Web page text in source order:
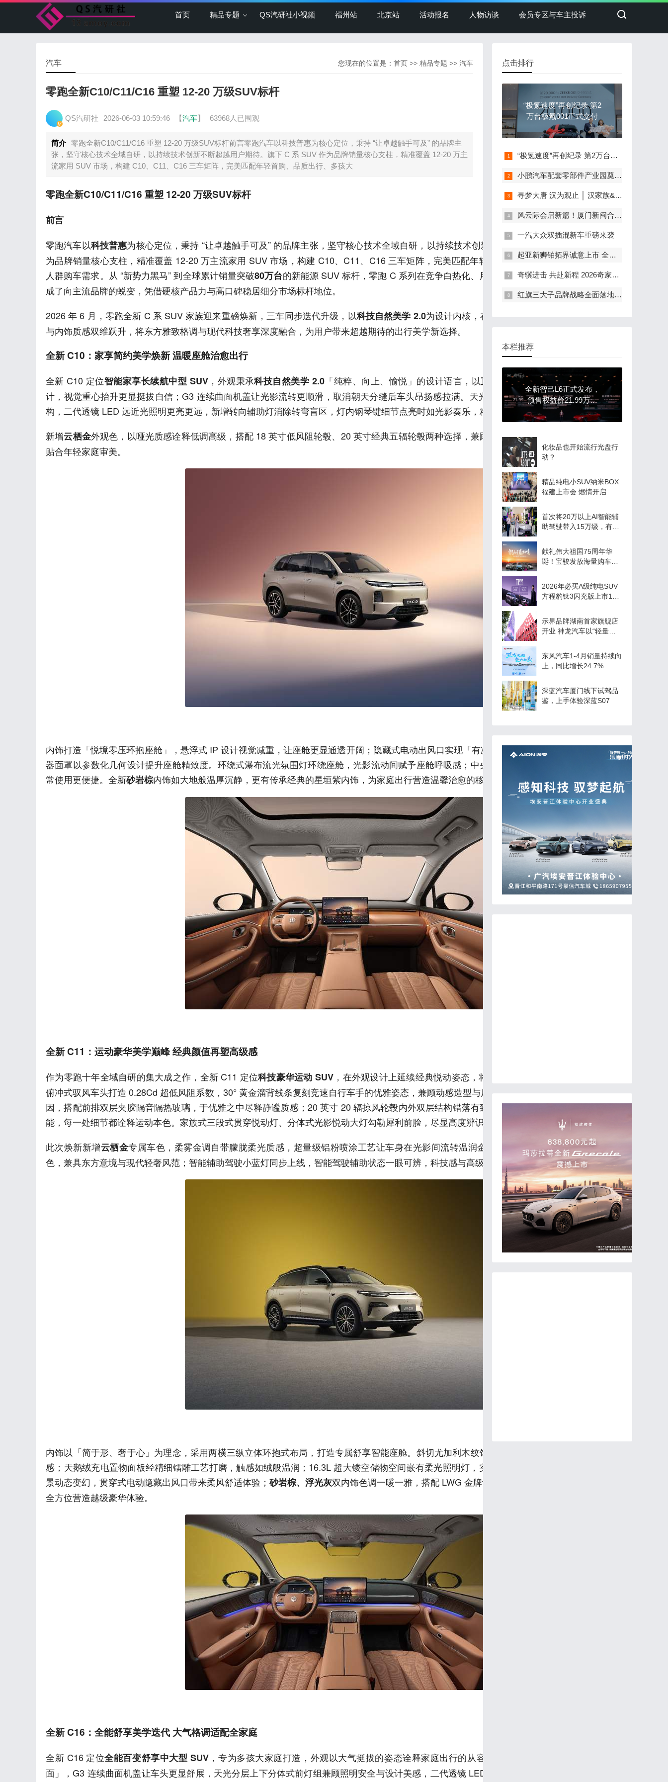
首页 精品专题 QS汽研社小视频 福州站 北京站 活动报名 人物访谈 会员专区与车主投诉
您现在的位置是： 首页 >> 精品专题 >> 汽车
汽车
零跑全新C10/C11/C16 重塑 12-20 万级SUV标杆
QS汽研社 2026-06-03 10:59:46 【汽车】 63968人已围观
简介 零跑全新C10/C11/C16 重塑 12-20 万级SUV标杆前言零跑汽车以科技普惠为核心定位，秉持 “让卓越触手可及” 的品牌主
张，坚守核心技术全域自研，以持续技术创新不断超越用户期待。旗下 C 系 SUV 作为品牌销量核心支柱，精准覆盖 12-20 万主
流家用 SUV 市场，构建 C10、C11、C16 三车矩阵，完美匹配年轻首购、品质出行、多孩大
零跑全新C10/C11/C16 重塑 12-20 万级SUV标杆
前言
零跑汽车以科技普惠为核心定位，秉持 “让卓越触手可及” 的品牌主张，坚守核心技术全域自研，以持续技术创新不断超越用户期待。旗下 C 系 SUV 作
为品牌销量核心支柱，精准覆盖 12-20 万主流家用 SUV 市场，构建 C10、C11、C16 三车矩阵，完美匹配年轻首购、品质出行、多孩大家庭三大核心
人群购车需求。从 “新势力黑马” 到全球累计销量突破80万台的新能源 SUV 标杆，零跑 C 系列在竞争白热化、用户严苛挑剔的 12-20 万级主流市场，完
成了向主流品牌的蜕变，凭借硬核产品力与高口碑稳居细分市场标杆地位。
2026 年 6 月，零跑全新 C 系 SUV 家族迎来重磅焕新，三车同步迭代升级，以科技自然美学 2.0为设计内核，在造型、座舱等维度全面进阶，外观颜值
与内饰质感双维跃升，将东方雅致格调与现代科技奢享深度融合，为用户带来超越期待的出行美学新选择。
全新 C10：家享简约美学焕新 温暖座舱治愈出行
全新 C10 定位智能家享长续航中型 SUV，外观秉承科技自然美学 2.0「纯粹、向上、愉悦」的设计语言，以直瀑立势前脸打破传统 SUV 的扁平化设
计，视觉重心抬升更显挺拔自信；G3 连续曲面机盖让光影流转更顺滑，取消朝天分缝后车头昂扬感拉满。天光分层上下分体式前灯组升级立体三段结
构，二代透镜 LED 远近光照明更亮更远，新增转向辅助灯消除转弯盲区，灯内钢琴键细节点亮时如光影奏乐，精致感拉满。
新增云栖金外观色，以哑光质感诠释低调高级，搭配 18 英寸低风阻轮毂、20 英寸经典五辐轮毂两种选择，兼顾续航与颜值，曦露紫、苔原灰等配色更
贴合年轻家庭审美。
内饰打造「悦境零压环抱座舱」，悬浮式 IP 设计视觉减重，让座舱更显通透开阔；隐藏式电动出风口实现「有凉感无凉风」的舒适体验，星环韵律扬声
器面罩以参数化几何设计提升座舱精致度。环绕式瀑布流光氛围灯环绕座舱，光影流动间赋予座舱呼吸感；中央通道配备快充面板，搭配后移杯托，日
常使用更便捷。全新砂岩棕内饰如大地般温厚沉静，更有传承经典的星垣紫内饰，为家庭出行营造温馨治愈的移动起居室。
全新 C11：运动豪华美学巅峰 经典颜值再塑高级感
作为零跑十年全域自研的集大成之作，全新 C11 定位科技豪华运动 SUV，在外观设计上延续经典悦动姿态，将空气动力学与运动奢华感揉合至极致。
俯冲式驭风车头打造 0.28Cd 超低风阻系数，30° 黄金溜背线条复刻竞速自行车手的优雅姿态，兼顾动感造型与后排头部空间；御风无框车门承袭跑车基
因，搭配前排双层夹胶隔音隔热玻璃，于优雅之中尽释静谧质感；20 英寸 20 辐掠风轮毂内外双层结构错落有致，绿色高性能前四活塞定钳彰显澎湃性
能，每一处细节都诠释运动本色。家族式三段式贯穿悦动灯、分体式光影悦动大灯勾勒犀利前脸，尽显高度辨识。
此次焕新新增云栖金专属车色，柔雾金调自带朦胧柔光质感，超量级铝粉喷涂工艺让车身在光影间流转温润金属光泽，另有雾凇米、星河银等多款配
色，兼具东方意境与现代轻奢风范；智能辅助驾驶小蓝灯同步上线，智能驾驶辅助状态一眼可辨，科技感与高级感拉满。
内饰以「简于形、奢于心」为理念，采用两横三纵立体环抱式布局，打造专属舒享智能座舱。斜切尤加利木纹饰件呈现天然紧实肌理，尽显天然奢华质
感；天鹅绒充电置物面板经精细镭雕工艺打磨，触感如绒般温润；16.3L 超大镂空储物空间嵌有柔光照明灯，实用与仪式感兼备。瀑布流光氛围灯随场
景动态变幻，贯穿式电动隐藏出风口带来柔风舒适体验；砂岩棕、浮光灰双内饰色调一暖一雅，搭配 LWG 金牌认证 NAPPA 真皮材质，从视觉到触觉，
全方位营造越级豪华体验。
全新 C16：全能舒享美学迭代 大气格调适配全家庭
全新 C16 定位全能百变舒享中大型 SUV，专为多孩大家庭打造，外观以大气挺拔的姿态诠释家庭出行的从容格调。
面」，G3 连续曲面机盖让车头更显舒展，天光分层上下分体式前灯组兼顾照明安全与设计美感，二代透镜 LED 远近光搭配转向辅助灯，夜间出行更安
点击排行
“极氪速度”再创纪录 第2
万台极氪001正式交付
“极氪速度”再创纪录 第2万台极氪001正式交付
小鹏汽车配套零部件产业园奠基，打造世界级新能源智能汽车集群
寻梦大唐 汉为观止 │ 汉家族&2022款唐EV新车上市发布会，敬请期待！
风云际会启新篇！厦门新闽合奇瑞风云体验中心盛大开业
一汽大众双插混新车重磅来袭
起亚新狮铂拓界诚意上市 全国统一“焕新一口价”10.99万元起
奇骥进击 共赴新程 2026奇家宴在福州盛大举行
红旗三大子品牌战略全面落地 豪华出行生态进阶新篇章
本栏推荐
全新智己L6正式发布，
预售权益价21.99万元
~28.99万元 为都市精致
出行而生
化妆品也开始流行光盘行
动？
精品纯电小SUV纳米BOX
福建上市会 燃情开启
首次将20万以上AI智能辅
助驾驶带入15万级，有
MONA M03 Max完成线下
首秀
献礼伟大祖国75周年华
诞！宝骏发放海量购车补
2026年必买A级纯电SUV
方程豹钛3闪充版上市15
示界品牌湖南首家旗舰店
开业 神龙汽车以“轻量
源市场
东风汽车1-4月销量持续向
上，同比增长24.7%
深蓝汽车厦门线下试驾品
鉴，上手体验深蓝S07